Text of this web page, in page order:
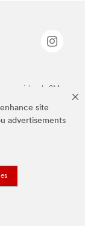
site
advertisements
de 3M.